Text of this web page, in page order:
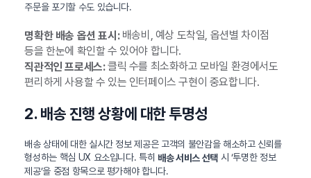
주문을 포기할 수도 있습니다.
명확한 배송 옵션 표시:배송비, 예상 도착일, 옵션별 차이점
등을 한눈에 확인할 수 있어야 합니다.
직관적인 프로세스:클릭 수를 최소화하고 모바일 환경에서도
편리하게 사용할 수 있는 인터페이스 구현이 중요합니다.
2. 배송 진행 상황에 대한 투명성
배송 상태에 대한 실시간 정보 제공은 고객의 불안감을 해소하고 신뢰를
형성하는 핵심 UX 요소입니다. 특히 배송 서비스 선택시 ‘투명한 정보
제공’을 중점 항목으로 평가해야 합니다.